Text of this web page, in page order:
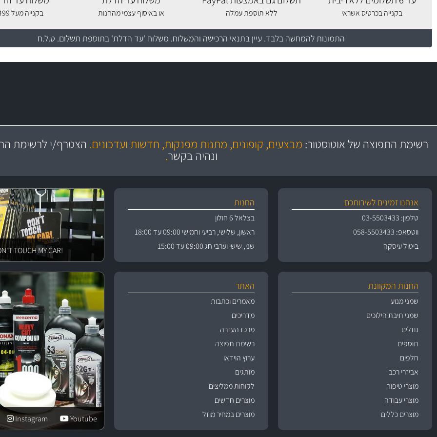
בקנייה בכרטיס אשראי ללא תוספת עמלה או באיסוף עצמי מהחנות בקנייה מעל 499 שקלים
התמונות להמחשה בלבד. עיין בתנאי הרכישה והמשלוח. משלוח 'עד הדלת' בתוספת תשלום. ט.ל.ח
משלוח מהיר
באמצעות צ'יטה
משלוחים
מקצועיות
ושירות מצויין רשימת התפוצה של אוטוסטור: מבצעים, קופונים, מתנות מפנקות, חדשות ועדכונים. הצטרף/י לרשימת
ונהיה בקשר.
אנחנו זמינים לשירותכם
טלפון: 03-5503433
ווטסאפ: 058-5503433
ביטול עיסקה
החנות
בצלאל 6 חולון
ראשון, שלישי, רביעי וחמישי 09:00 עד 18:00
שני, שישי וערבי חג 09:00 עד 15:00
!DON'T TOUCH MY CAR
החנות המקוונת
שמני מנוע
שמני תיבת הילוכים
נוזלים
תוספים
חלפים
אביזרי רכב
מוצרי טיפוח
מוצרי עבודה
מוצרים כללים
האתר
מאמרים וכתבות
מדריכים
מרכז העזרה
רשימת תפוצה
ערוץ הוידאו
מותגים
לקוחות ממליצים
מוצרים חדשים
מוצרים במחיר מוזל
Youtube
Instagram